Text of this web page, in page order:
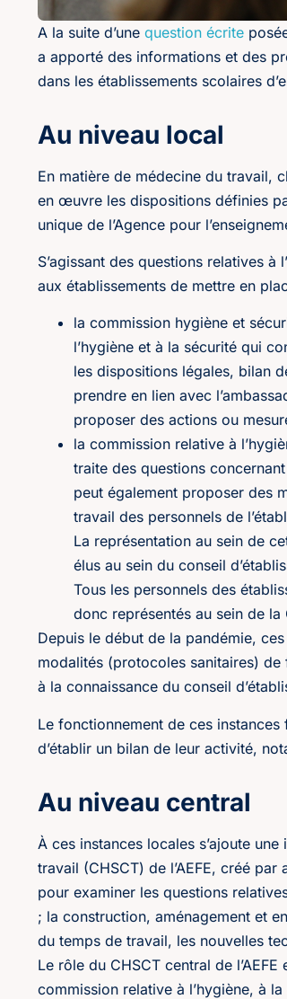
A la suite d’une question écrite
a apporté des informations et des
dans les établissements scolaires
Au niveau local
En matière de médecine du travail,
en œuvre les dispositions définies
unique de l’Agence pour
S’agissant des questions relatives à
aux établissements de mettre en
la commission hygiène et
l’hygiène et à la sécurité qui
les dispositions légales, bilan
prendre en lien avec
proposer des actions ou
la commission relative à
traite des questions
peut également proposer des
travail des personnels de
La représentation au sein de
élus au sein du conseil
Tous les personnels des
donc représentés au sein de la
Depuis le début de la pandémie,
modalités (protocoles sanitaires) de
à la connaissance du conseil
Le fonctionnement de ces instances
d’établir un bilan de leur activité,
Au niveau central
À ces instances locales s’ajoute
travail (CHSCT) de l’AEFE, créé
pour examiner les questions
; la construction, aménagement et
du temps de travail, les nouvelles
Le rôle du CHSCT central de
commission relative à l’hygiène, à